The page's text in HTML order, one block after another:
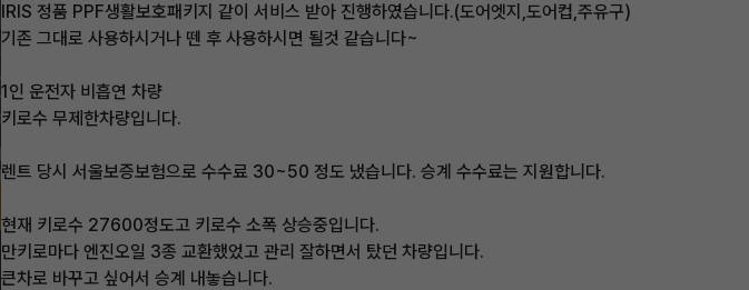
IRIS 정품 PPF생활보호패키지 같이 서비스 받아 진행하였습니다.(도어엣지,도어컵,주유구)
기존 그대로 사용하시거나 뗀 후 사용하시면 될것 같습니다~
1인 운전자 비흡연 차량
키로수 무제한차량입니다.
렌트 당시 서울보증보험으로 수수료 30~50 정도 냈습니다. 승계 수수료는 지원합니다.
현재 키로수 27600정도고 키로수 소폭 상승중입니다.
만키로마다 엔진오일 3종 교환했었고 관리 잘하면서 탔던 차량입니다.
큰차로 바꾸고 싶어서 승계 내놓습니다.